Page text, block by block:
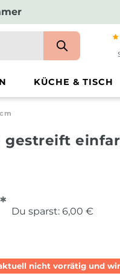
KÜCHE & TISCH
gestreift
*
Du sparst: 6,00 €
nicht vorrätig und